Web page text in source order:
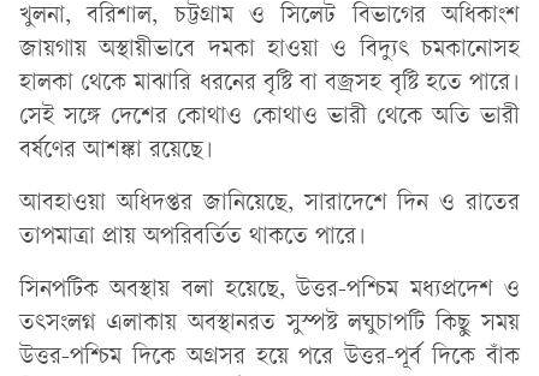
খুলনা, বরিশাল, চট্টগ্রাম ও সিলেট বিভাগের অধিকাংশ
জায়গায় অস্থায়ীভাবে দমকা হাওয়া ও বিদ্যুৎ চমকানোসহ
হালকা থেকে মাঝারি ধরনের বৃষ্টি বা বজ্রসহ বৃষ্টি হতে পারে।
সেই সঙ্গে দেশের কোথাও কোথাও ভারী থেকে অতি ভারী
বর্ষণের আশঙ্কা রয়েছে।
আবহাওয়া অধিদপ্তর জানিয়েছে, সারাদেশে দিন ও রাতের
তাপমাত্রা প্রায় অপরিবর্তিত থাকতে পারে।
সিনপটিক অবস্থায় বলা হয়েছে, উত্তর-পশ্চিম মধ্যপ্রদেশ ও
তৎসংলগ্ন এলাকায় অবস্থানরত সুস্পষ্ট লঘুচাপটি কিছু সময়
উত্তর-পশ্চিম দিকে অগ্রসর হয়ে পরে উত্তর-পূর্ব দিকে বাঁক